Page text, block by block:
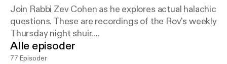
Join Rabbi Zev Cohen as he explores actual halachic
questions. These are recordings of the Rov's weekly
Thursday night shuir.
For more Yeshurun and Rabbi Cohen podcasts
search the iTunes, GooglePlay and Spotify stores.
Alle episoder
77 Episoder